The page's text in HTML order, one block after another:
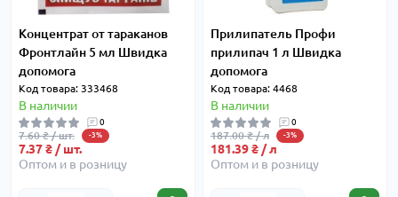
Концентрат от тараканов
Фронтлайн 5 мл Швидка
допомога
Код товара: 333468
В наличии
0
7.60 ₴ / шт. -3%
7.37 ₴ / шт.
Оптом и в розницу
Прилипатель Профи
прилипач 1 л Швидка
допомога
Код товара: 4468
В наличии
0
187.00 ₴ / л -3%
181.39 ₴ / л
Оптом и в розницу